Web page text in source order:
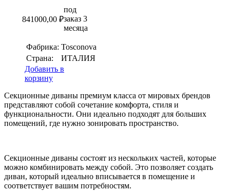
841000,00 ₽
под
заказ 3
месяца
Фабрика: Tosconova
Страна:
ИТАЛИЯ
Добавить в
корзину
Секционные диваны премиум класса от мировых брендов
представляют собой сочетание комфорта, стиля и
функциональности. Они идеально подходят для больших
помещений, где нужно зонировать пространство.
Секционные диваны состоят из нескольких частей, которые
можно комбинировать между собой. Это позволяет создать
диван, который идеально вписывается в помещение и
соответствует вашим потребностям.